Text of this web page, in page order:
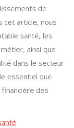
de
cet article, nous
santé, les
ainsi que
dans le secteur
essentiel que
des